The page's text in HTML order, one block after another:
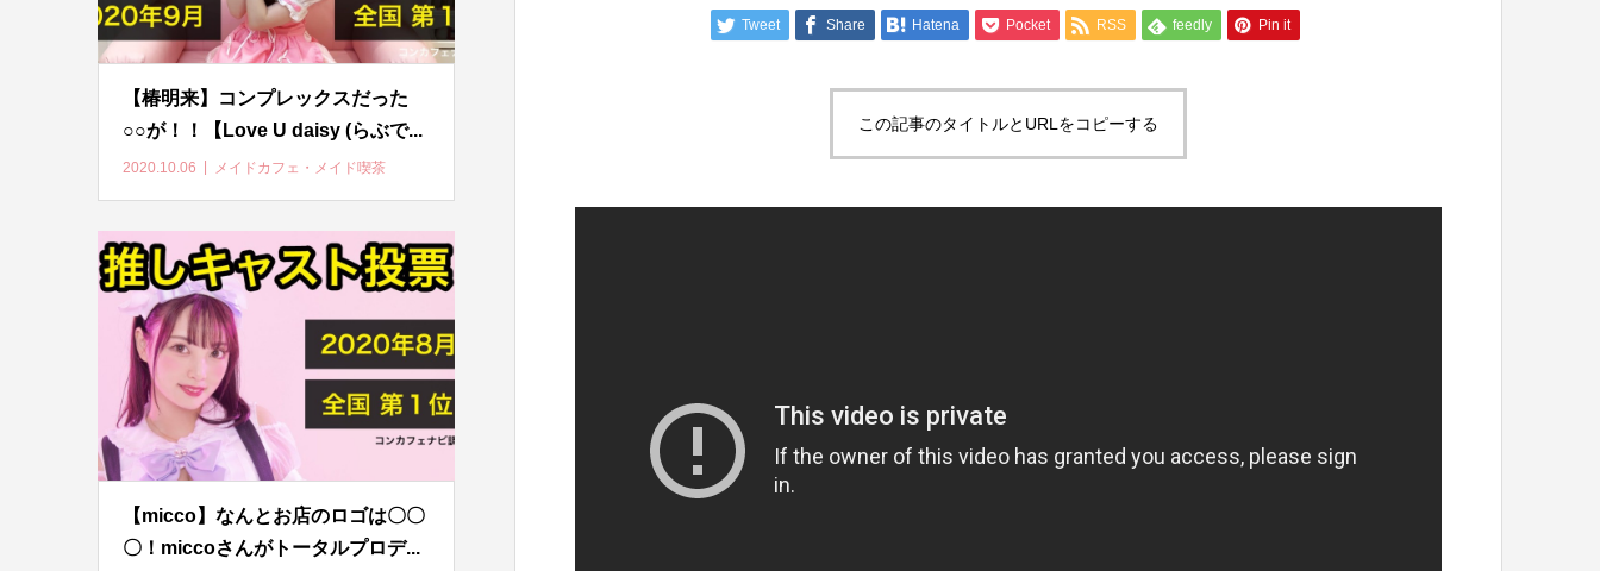
Tweet Share Hatena Pocket RSS feedly Pin it
この記事のタイトルとURLをコピーする
【椿明来】コンプレックスだった
○○が！！【Love U daisy (らぶで...
2020.10.06 メイドカフェ・メイド喫茶
【micco】なんとお店のロゴは〇〇
〇！miccoさんがトータルプロデ...